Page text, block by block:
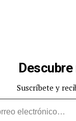
Suscríbete y